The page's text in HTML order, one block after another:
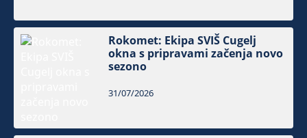
Rokomet: Ekipa SVIŠ Cugelj
okna s pripravami začenja novo
sezono
31/07/2026